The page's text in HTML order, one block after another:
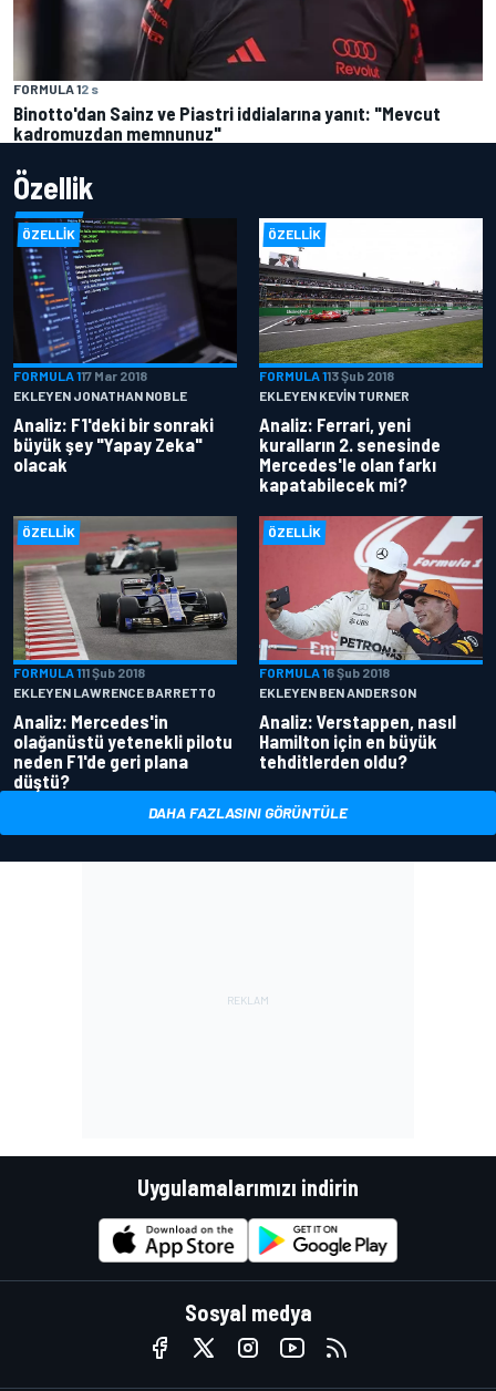
FORMULA 12 s
Binotto'dan Sainz ve Piastri iddialarına yanıt: "Mevcut
kadromuzdan memnunuz"
Özellik
ÖZELLIK
FORMULA 117 Mar 2018
EKLEYEN JONATHAN NOBLE
Analiz: F1'deki bir sonraki
büyük şey "Yapay Zeka"
olacak
ÖZELLIK
FORMULA 113 Şub 2018
EKLEYEN KEVIN TURNER
Analiz: Ferrari, yeni
kuralların 2. senesinde
Mercedes'le olan farkı
kapatabilecek mi?
ÖZELLIK
FORMULA 111 Şub 2018
EKLEYEN LAWRENCE BARRETTO
Analiz: Mercedes'in
olağanüstü yetenekli pilotu
neden F1'de geri plana
düştü?
ÖZELLIK
FORMULA 16 Şub 2018
EKLEYEN BEN ANDERSON
Analiz: Verstappen, nasıl
Hamilton için en büyük
tehditlerden oldu?
DAHA FAZLASINI GÖRÜNTÜLE
Uygulamalarımızı indirin
Sosyal medya